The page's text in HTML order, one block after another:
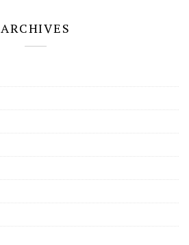
ARCHIVES